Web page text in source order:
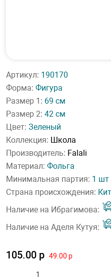
Артикул: 190170
Форма: Фигура
Размер 1: 69 см
Размер 2: 42 см
Цвет: Зеленый
Коллекция: Школа
Производитель: Falali
Материал: Фольга
Минимальная партия: 1 шт
Страна происхождения:
Наличие на Ибрагимова:
Наличие на Аделя Кутуя:
105.00 р 49.00 р